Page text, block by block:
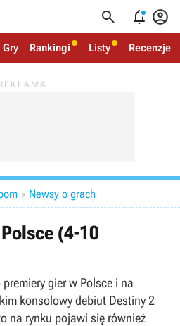
  
Gry Rankingi Listy Recenzje
 Newsy o grach
(4-10
gier w Polsce i na
konsolowy debiut Destiny 2
na rynku pojawi się również